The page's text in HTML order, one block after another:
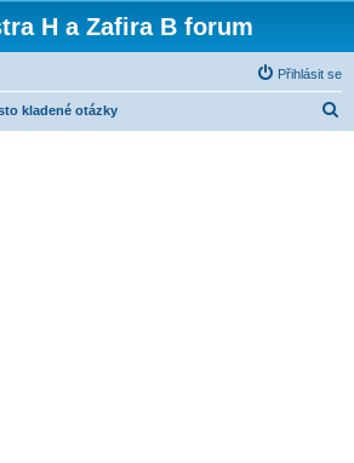
H a Zafira B forum
Přihlásit se
kladené otázky